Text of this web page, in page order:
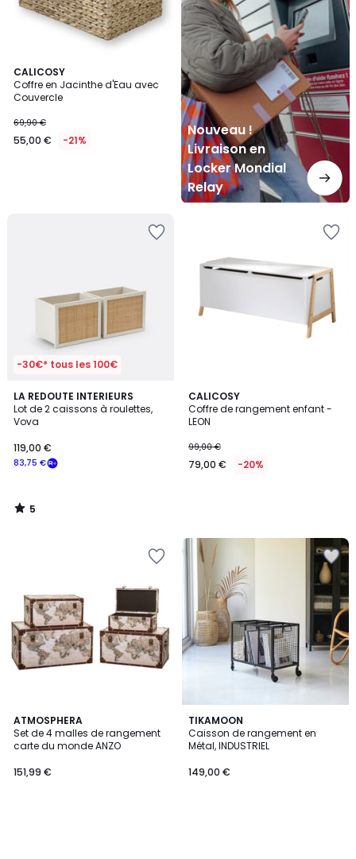
CALICOSY
Coffre en Jacinthe d'Eau avec
Couvercle
69,90 €
55,00 € -21%
Nouveau !
Livraison en
Locker Mondial
Relay
-30€* tous les 100€
LA REDOUTE INTERIEURS
Lot de 2 caissons à roulettes,
Vova
83,75 €
119,00 €
5
/
5
5
/
CALICOSY
Coffre de rangement enfant -
LEON
99,00 €
79,00 € -20%
ATMOSPHERA
Set de 4 malles de rangement
carte du monde ANZO
151,99 €
TIKAMOON
Caisson de rangement en
Métal, INDUSTRIEL
149,00 €